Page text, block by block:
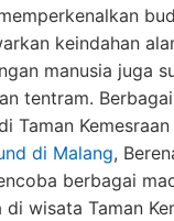
keindahan
manusia juga
tentram.
Taman
di Malang,
berbagai
wisata Taman